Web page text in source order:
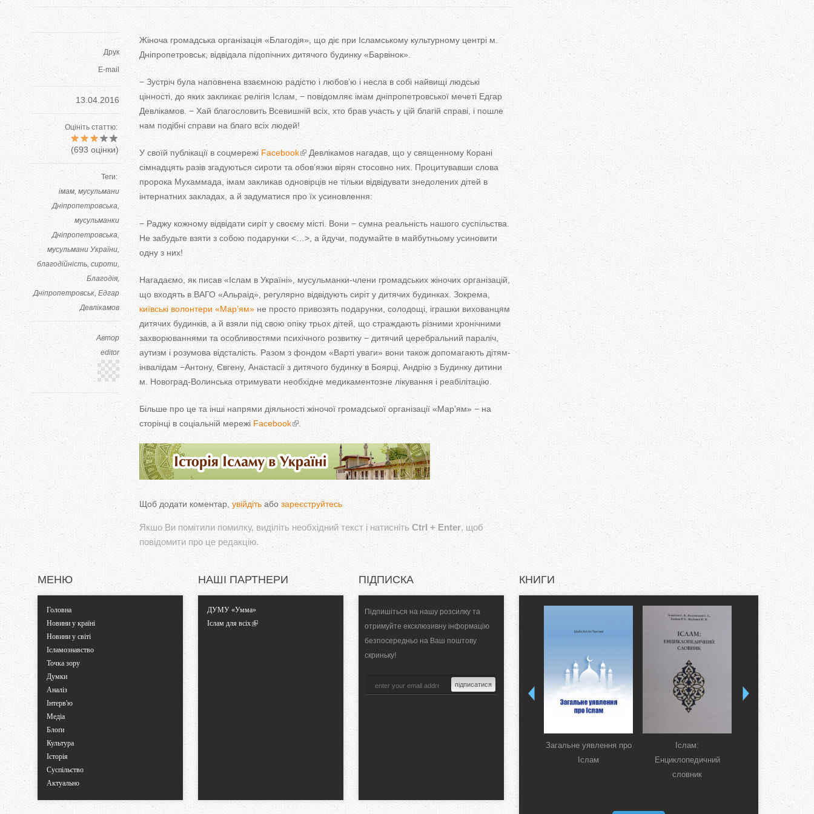
Друк
E-mail
13.04.2016
Оцініть статтю:
(693 оцінки)
Теги:
імам мусульмани
Дніпропетровська
мусульманки
Дніпропетровська
мусульмани України
благодійність сироти
Благодія
Дніпропетровськ Едгар
Девлікамов
Автор
editor
Жіноча громадська організація «Благодія», що діє при Ісламському культурному центрі м.
Дніпропетровськ, відвідала підопічних дитячого будинку «Барвінок».
− Зустріч була наповнена взаємною радістю і любов’ю і несла в собі найвищі людські
цінності, до яких закликає релігія Іслам, − повідомляє імам дніпропетровської мечеті Едгар
Девлікамов. − Хай благословить Всевишній всіх, хто брав участь у цій благій справі, і пошле
нам подібні справи на благо всіх людей!
У своїй публікації в соцмережіFacebook
Девлікамов нагадав, що у священному Корані
сімнадцять разів згадуються сироти та обов’язки вірян стосовно них. Процитувавши слова
пророка Мухаммада, імам закликав одновірців не тільки відвідувати знедолених дітей в
інтернатних закладах, а й задуматися про їх усиновлення:
− Раджу кожному відвідати сиріт у своєму місті. Вони − сумна реальність нашого суспільства.
Не забудьте взяти з собою подарунки <…>, а йдучи, подумайте в майбутньому усиновити
одну з них!
Нагадаємо, як писав «Іслам в Україні», мусульманки-члени громадських жіночих організацій,
що входять в ВАГО «Альраід», регулярно відвідують сиріт у дитячих будинках. Зокрема,
київські волонтери «Мар’ям» не просто привозять подарунки, солодощі, іграшки вихованцям
дитячих будинків, а й взяли під свою опіку трьох дітей, що страждають різними хронічними
захворюваннями та особливостями психічного розвитку − дитячий церебральний параліч,
аутизм і розумова відсталість. Разом з фондом «Варті уваги» вони також допомагають дітям-
інвалідам −Антону, Євгену, Анастасії з дитячого будинку в Боярці, Андрію з Будинку дитини
м. Новоград-Волинська отримувати необхідне медикаментозне лікування і реабілітацію.
Більше про це та інші напрями діяльності жіночої громадської організації «Мар’ям» − на
сторінці в соціальній мережі Facebook
Щоб додати коментар, увійдіть або зареєструйтесь
Якшо Ви помітили помилку, виділіть необхідний текст і натисніть Ctrl + Enter, щоб
повідомити про це редакцію.
T
b
s
МЕНЮ
Головна
Новини у країні
Новини у світі
Ісламознавство
Точка зору
Думки
Аналіз
Інтерв'ю
Медіа
Блоґи
Культура
Історія
Суспільство
Актуально
НАШІ ПАРТНЕРИ
ДУМУ «Умма»
Іслам для всіх
ПІДПИСКА
Підпишіться на нашу розсилку та
отримуйте ексклюзивну інформацію
безпосередньо на Ваш поштову
скриньку!
КНИГИ
Загальне уявлення про
Іслам
Іслам:
Енциклопедичний
словник
смислів
мовою